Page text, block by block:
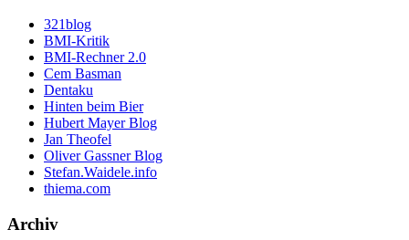
321blog
BMI-Kritik
BMI-Rechner 2.0
Cem Basman
Dentaku
Hinten beim Bier
Hubert Mayer Blog
Jan Theofel
Oliver Gassner Blog
Stefan.Waidele.info
thiema.com
Archiv